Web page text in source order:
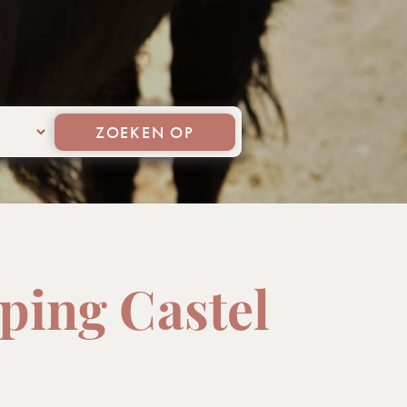
ZOEKEN OP
Castel